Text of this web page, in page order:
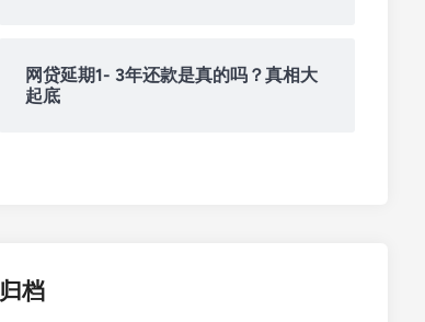
网贷延期1- 3年还款是真的吗？真相大
起底
归档